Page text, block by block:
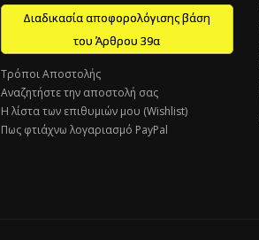
Διαδικασία αποφορολόγισης βάση
του Άρθρου 39α
Τρόποι Αποστολής
Αναζητήστε την αποστολή σας
Η λίστα των επιθυμιών μου (Wishlist)
Πως φτιάχνω λογαριασμό PayPal